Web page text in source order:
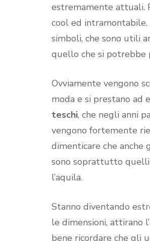
estremamente attuali.
cool ed
simboli, che sono utili
quello che si potrebbe
Ovviamente vengono
moda e si prestano ad
teschi, che negli anni
vengono fortemente
dimenticare che anche
sono soprattutto quelli
l’aquila.
Stanno diventando
le dimensioni, attirano
bene ricordare che gli